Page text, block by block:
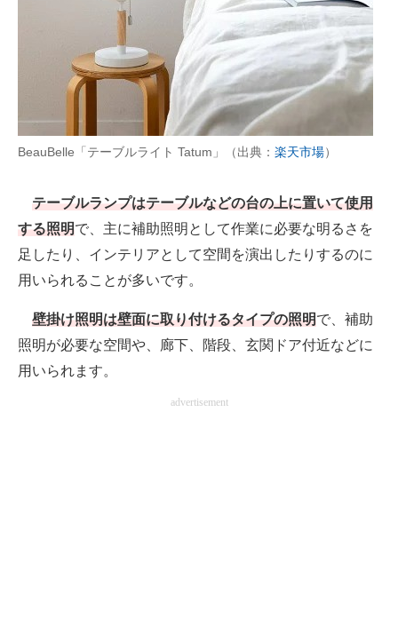
BeauBelle「テーブルライト Tatum」（出典： 楽天市場）
テーブルランプはテーブルなどの台の上に置いて使用
する照明で、主に補助照明として作業に必要な明るさを
足したり、インテリアとして空間を演出したりするのに
用いられることが多いです。
壁掛け照明は壁面に取り付けるタイプの照明で、補助
照明が必要な空間や、廊下、階段、玄関ドア付近などに
用いられます。
advertisement